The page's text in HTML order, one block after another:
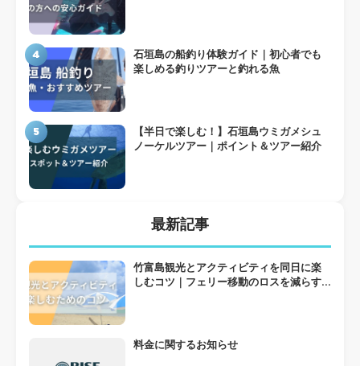
4
石垣島の船釣り体験ガイド｜初心者でも
楽しめる釣りツアーと釣れる魚
5
【半日で楽しむ！】石垣島ウミガメシュ
ノーケルツアー｜ポイント＆ツアー紹介
最新記事
竹富島観光とアクティビティを同日に楽
しむコツ｜フェリー移動のロスを減らす
料金に関するお知らせ